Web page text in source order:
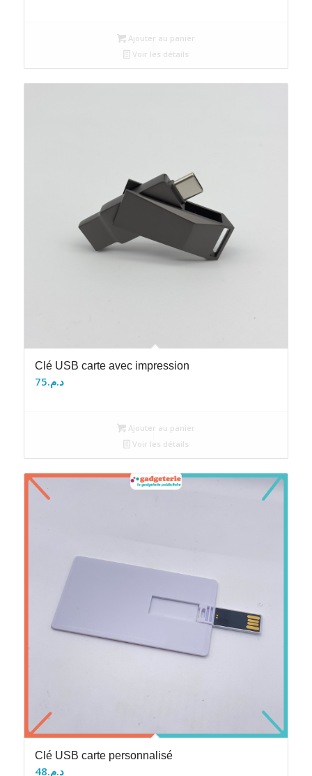
Ajouter au panier
Voir les détails
Clé USB carte avec impression
د.م.75
Ajouter au panier
Voir les détails
Clé USB carte personnalisé
د.م.48